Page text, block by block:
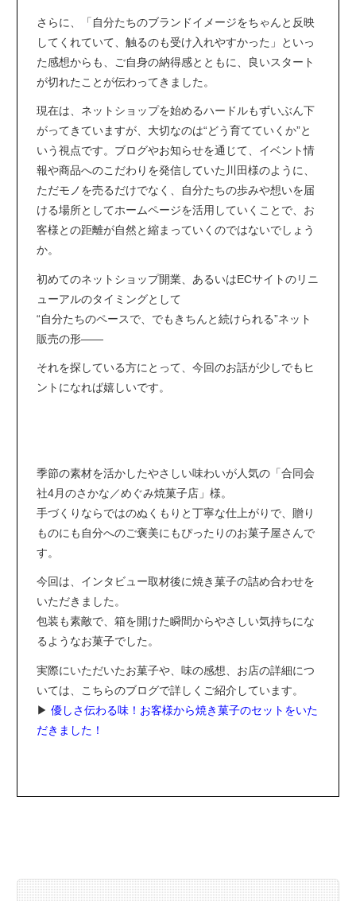
さらに、「自分たちのブランドイメージをちゃんと反映
してくれていて、触るのも受け入れやすかった」といっ
た感想からも、ご自身の納得感とともに、良いスタート
が切れたことが伝わってきました。
現在は、ネットショップを始めるハードルもずいぶん下
がってきていますが、大切なのは“どう育てていくか”と
いう視点です。ブログやお知らせを通じて、イベント情
報や商品へのこだわりを発信していた川田様のように、
ただモノを売るだけでなく、自分たちの歩みや想いを届
ける場所としてホームページを活用していくことで、お
客様との距離が自然と縮まっていくのではないでしょう
か。
初めてのネットショップ開業、あるいはECサイトのリニ
ューアルのタイミングとして
“自分たちのペースで、でもきちんと続けられる”ネット
販売の形――
それを探している方にとって、今回のお話が少しでもヒ
ントになれば嬉しいです。
季節の素材を活かしたやさしい味わいが人気の「合同会
社4月のさかな／めぐみ焼菓子店」様。
手づくりならではのぬくもりと丁寧な仕上がりで、贈り
ものにも自分へのご褒美にもぴったりのお菓子屋さんで
す。
今回は、インタビュー取材後に焼き菓子の詰め合わせを
いただきました。
包装も素敵で、箱を開けた瞬間からやさしい気持ちにな
るようなお菓子でした。
実際にいただいたお菓子や、味の感想、お店の詳細につ
いては、こちらのブログで詳しくご紹介しています。
▶︎ 優しさ伝わる味！お客様から焼き菓子のセットをいた
だきました！